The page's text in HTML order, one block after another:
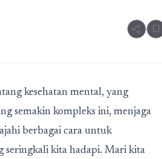
share bookmark
kesehatan mental, yang
semakin kompleks ini, menjaga
berbagai cara untuk
seringkali kita hadapi. Mari kita